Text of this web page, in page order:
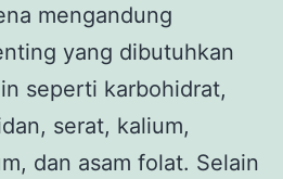
mengandung
yang dibutuhkan
seperti karbohidrat,
serat, kalium,
dan asam folat. Selain